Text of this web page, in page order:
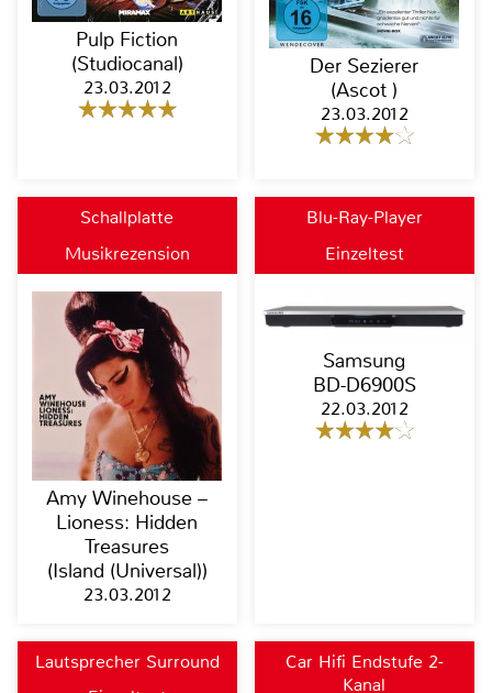
Pulp Fiction
(Studiocanal)
23.03.2012
Der Sezierer
(Ascot )
23.03.2012
Schallplatte
Musikrezension
Amy Winehouse –
Lioness: Hidden
Treasures
(Island (Universal))
23.03.2012
Blu-Ray-Player
Einzeltest
Samsung
BD-D6900S
22.03.2012
Lautsprecher Surround
Car Hifi Endstufe 2-
Kanal